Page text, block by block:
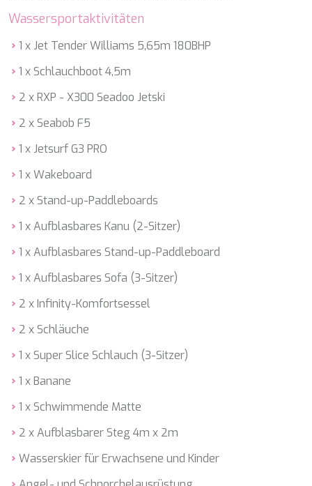
Wassersportaktivitäten
1 x Jet Tender Williams 5,65m 180BHP
1 x Schlauchboot 4,5m
2 x RXP - X300 Seadoo Jetski
2 x Seabob F5
1 x Jetsurf G3 PRO
1 x Wakeboard
2 x Stand-up-Paddleboards
1 x Aufblasbares Kanu (2-Sitzer)
1 x Aufblasbares Stand-up-Paddleboard
1 x Aufblasbares Sofa (3-Sitzer)
2 x Infinity-Komfortsessel
2 x Schläuche
1 x Super Slice Schlauch (3-Sitzer)
1 x Banane
1 x Schwimmende Matte
2 x Aufblasbarer Steg 4m x 2m
Wasserskier für Erwachsene und Kinder
INSIEME
JAJARO'
JASALI II
JOY ME
JUNIOR
KALINDA
KAYA GUNERI V
KIAWAH II
KIKI V
KIRIOS
L'HIPPOCAMPE
LA LOEVIE
LA PELLEGRINA 1
LA PERLA
LADY DEE
LADY ELAINE
LADY ELEGANZA
LADY GITA
LATITUDE
LE VERSEAU
LEGENDARY
LEL